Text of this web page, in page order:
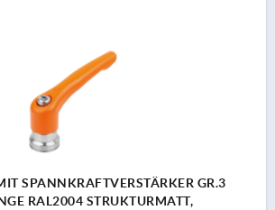
SPANNKRAFTVERSTÄRKER GR.3
RAL2004 STRUKTURMATT,